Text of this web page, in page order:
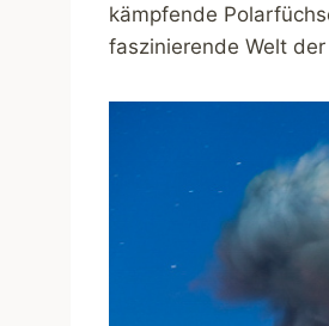
kämpfende
faszinierende Welt